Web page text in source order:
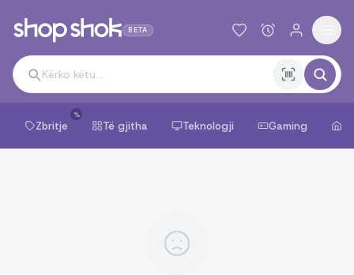
BETA
Zbritje
%
Të gjitha Teknologji Gaming